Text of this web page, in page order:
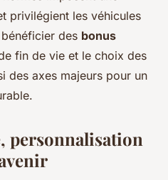
privilégient les véhicules
des bonus
fin de vie et le choix des
des axes majeurs pour un
personnalisation